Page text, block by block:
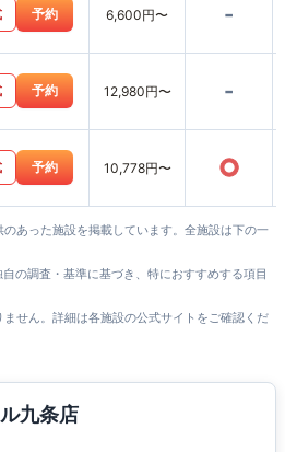
予約 6,600円〜 -
予約 12,980円〜 -
予約 10,778円〜 ○
あった施設を掲載しています。全施設は下の一
の調査・基準に基づき、特におすすめする項目
せん。詳細は各施設の公式サイトをご確認くだ
九条店